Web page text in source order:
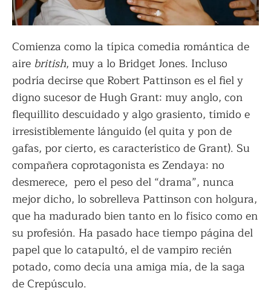
Comienza como la típica comedia romántica de
aire british, muy a lo Bridget Jones. Incluso
podría decirse que Robert Pattinson es el fiel y
digno sucesor de Hugh Grant: muy anglo, con
flequillito descuidado y algo grasiento, tímido e
irresistiblemente lánguido (el quita y pon de
gafas, por cierto, es característico de Grant). Su
compañera coprotagonista es Zendaya: no
desmerece, pero el peso del “drama”, nunca
mejor dicho, lo sobrelleva Pattinson con holgura,
que ha madurado bien tanto en lo físico como en
su profesión. Ha pasado hace tiempo página del
papel que lo catapultó, el de vampiro recién
potado, como decía una amiga mía, de la saga
de Crepúsculo.